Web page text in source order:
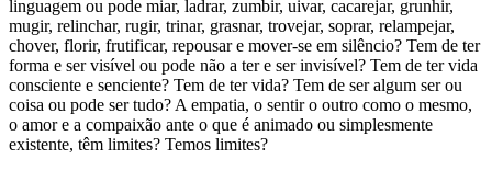
linguagem ou pode miar, ladrar, zumbir, uivar, cacarejar, grunhir,
mugir, relinchar, rugir, trinar, grasnar, trovejar, soprar, relampejar,
chover, florir, frutificar, repousar e mover-se em silêncio? Tem de ter
forma e ser visível ou pode não a ter e ser invisível? Tem de ter vida
consciente e senciente? Tem de ter vida? Tem de ser algum ser ou
coisa ou pode ser tudo? A empatia, o sentir o outro como o mesmo,
o amor e a compaixão ante o que é animado ou simplesmente
existente, têm limites? Temos limites?